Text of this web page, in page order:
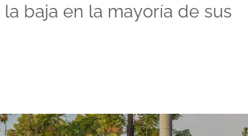
baja en la mayoría de sus